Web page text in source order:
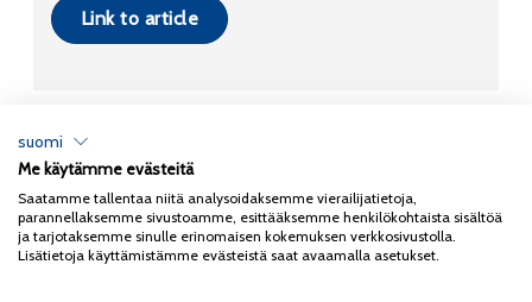
Link to article
Copyright 2026Coxa
Tietosuojaseloste
suomi
Me käytämme evästeitä
Saatamme tallentaa niitä analysoidaksemme vierailijatietoja,
parannellaksemme sivustoamme, esittääksemme henkilökohtaista sisältöä
ja tarjotaksemme sinulle erinomaisen kokemuksen verkkosivustolla.
Lisätietoja käyttämistämme evästeistä saat avaamalla asetukset.